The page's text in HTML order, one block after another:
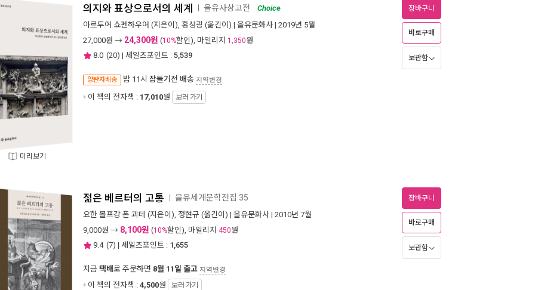
미리보기
의지와 표상으로서의 세계 을유사상고전
Choice
아르투어 쇼펜하우어 (지은이), 홍성광 (옮긴이) | 을유문화사 | 2019년 5월
27,000원 → 24,300원 (10%할인), 마일리지 1,350원
8.0 (20) | 세일즈포인트 : 5,539
양탄자배송 밤 11시 잠들기전 배송 지역변경
이 책의 전자책 : 17,010원 보러 가기
장바구니
바로구매
보관함
젊은 베르터의 고통 을유세계문학전집 35
요한 볼프강 폰 괴테 (지은이), 정현규 (옮긴이) | 을유문화사 | 2010년 7월
9,000원 → 8,100원 (10%할인), 마일리지 450원
9.4 (7) | 세일즈포인트 : 1,655
지금 택배로 주문하면 8월 11일 출고 지역변경
이 책의 전자책 : 4,500원 보러 가기
장바구니
바로구매
보관함